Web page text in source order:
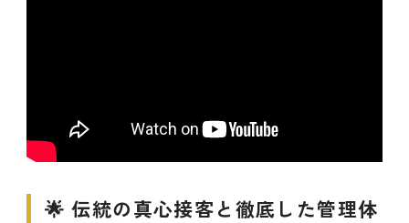
🌟 伝統の真心接客と徹底した管理体